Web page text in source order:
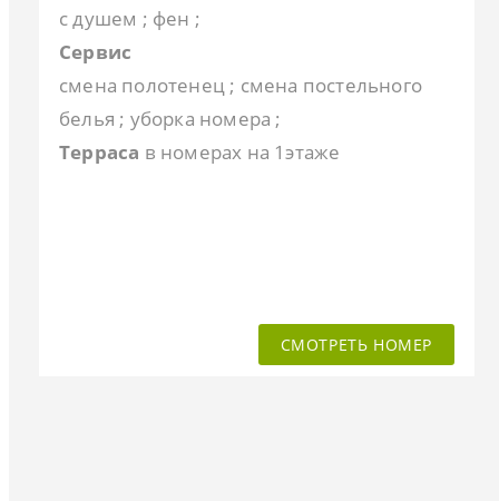
с душем ; фен ;
Сервис
смена полотенец ; смена постельного
белья ; уборка номера ;
Терраса в номерах на 1этаже
СМОТРЕТЬ НОМЕР